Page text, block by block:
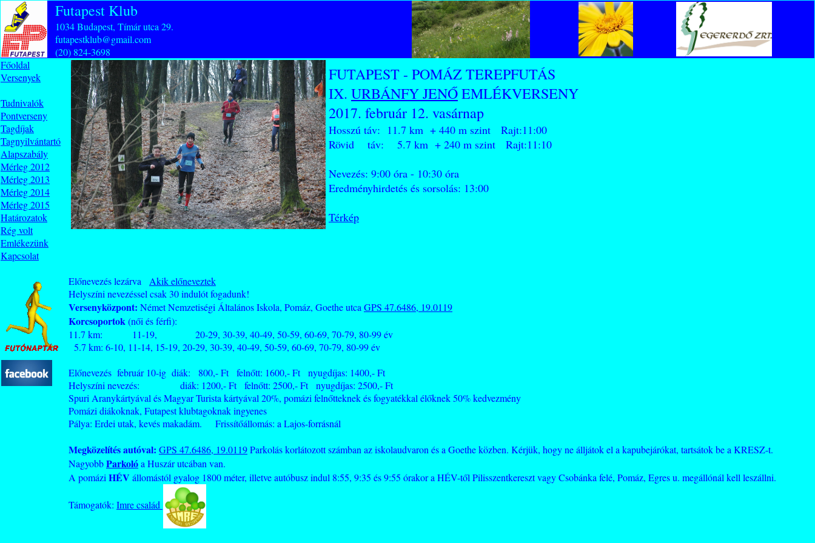
Futapest Klub
1034 Budapest, Tímár utca 29.
futapestklub@gmail.com
(20) 824-3698
Főoldal
Versenyek
Tudnivalók
Pontverseny
Tagdíjak
Tagnyilvántartó
Alapszabály
Mérleg 2012
Mérleg 2013
Mérleg 2014
Mérleg 2015
Határozatok
Rég volt
Emlékezünk
Kapcsolat
FUTAPEST - POMÁZ TEREPFUTÁS
IX. URBÁNFY JENŐEMLÉKVERSENY
2017. február 12. vasárnap
Hosszú táv: 11.7 km + 440 m szint Rajt:11:00
Rövid táv: 5.7 km + 240 m szint Rajt:11:10
Nevezés: 9:00 óra - 10:30 óra
Eredményhirdetés és sorsolás: 13:00
Térkép
Előnevezés lezárva Akik előneveztek
Helyszíni nevezéssel csak 30 indulót fogadunk!
Versenyközpont: Német Nemzetiségi Általános Iskola, Pomáz, Goethe utca GPS 47.6486, 19.0119
Korcsoportok(női és férfi):
11.7 km: 11-19, 20-29, 30-39, 40-49, 50-59, 60-69, 70-79, 80-99 év
5.7 km: 6-10, 11-14, 15-19, 20-29, 30-39, 40-49, 50-59, 60-69, 70-79, 80-99 év
Előnevezés február 10-ig diák: 800,- Ft felnőtt: 1600,- Ft nyugdíjas: 1400,- Ft
Helyszíni nevezés: diák: 1200,- Ft felnőtt: 2500,- Ft nyugdíjas: 2500,- Ft
Spuri Aranykártyával és Magyar Turista kártyával 20%, pomázi felnőtteknek és fogyatékkal élőknek 50% kedvezmény
Pomázi diákoknak, Futapest klubtagoknak ingyenes
Pálya: Erdei utak, kevés makadám. Frissítőállomás: a Lajos-forrásnál
Megközelítés autóval: GPS 47.6486, 19.0119Parkolás korlátozott számban az iskolaudvaron és a Goethe közben. Kérjük, hogy ne álljátok el a kapubejárókat, tartsátok be a KRESZ-t.
NagyobbParkolóa Huszár utcában van.
A pomázi HÉVállomástól gyalog 1800 méter, illetve autóbusz indul 8:55, 9:35 és 9:55 órakor a HÉV-től Pilisszentkereszt vagy Csobánka felé, Pomáz, Egres u. megállónál kell leszállni.
Támogatók: Imre család